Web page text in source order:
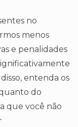
no
menos
e penalidades
entenda os
do
que você não